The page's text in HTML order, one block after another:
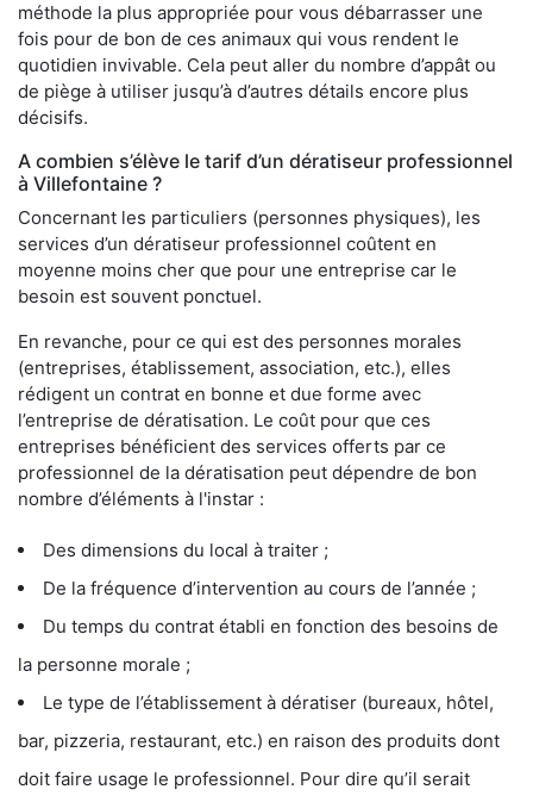
méthode la plus appropriée pour vous débarrasser une
fois pour de bon de ces animaux qui vous rendent le
quotidien invivable. Cela peut aller du nombre d’appât ou
de piège à utiliser jusqu’à d’autres détails encore plus
décisifs.
A combien s’élève le tarif d’un dératiseur professionnel
à Villefontaine ?
Concernant les particuliers (personnes physiques), les
services d’un dératiseur professionnel coûtent en
moyenne moins cher que pour une entreprise car le
besoin est souvent ponctuel.
En revanche, pour ce qui est des personnes morales
(entreprises, établissement, association, etc.), elles
rédigent un contrat en bonne et due forme avec
l’entreprise de dératisation. Le coût pour que ces
entreprises bénéficient des services offerts par ce
professionnel de la dératisation peut dépendre de bon
nombre d’éléments à l'instar :
Des dimensions du local à traiter ;
De la fréquence d’intervention au cours de l’année ;
Du temps du contrat établi en fonction des besoins de
la personne morale ;
Le type de l’établissement à dératiser (bureaux, hôtel,
bar, pizzeria, restaurant, etc.) en raison des produits dont
doit faire usage le professionnel. Pour dire qu’il serait